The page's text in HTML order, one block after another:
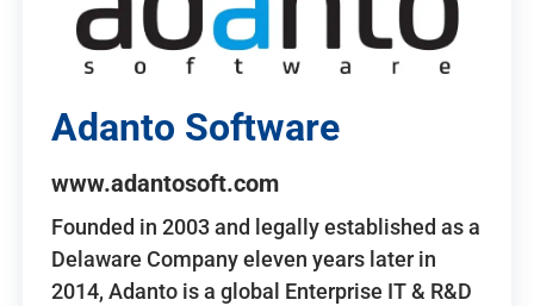
Adanto Software
www.adantosoft.com
Founded in 2003 and legally established as a
Delaware Company eleven years later in
2014, Adanto is a global Enterprise IT & R&D